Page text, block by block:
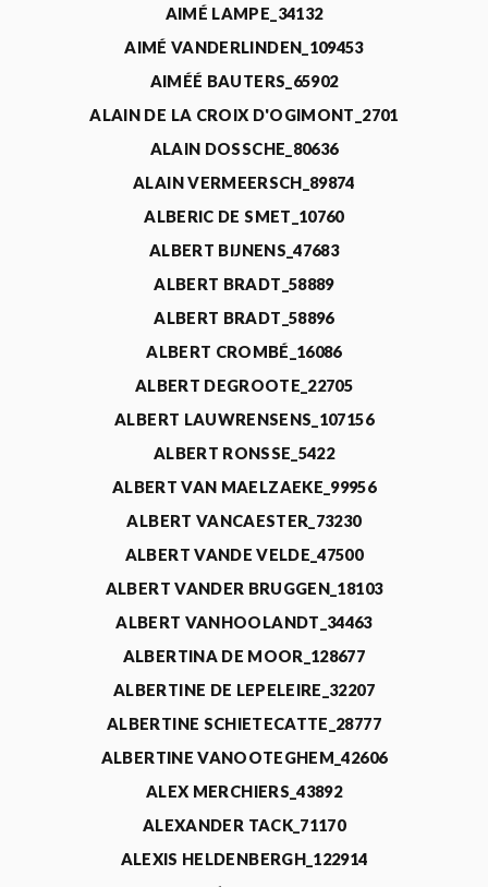
AIMÉ LAMPE_34132
AIMÉ VANDERLINDEN_109453
AIMÉÉ BAUTERS_65902
ALAIN DE LA CROIX D'OGIMONT_2701
ALAIN DOSSCHE_80636
ALAIN VERMEERSCH_89874
ALBERIC DE SMET_10760
ALBERT BIJNENS_47683
ALBERT BRADT_58889
ALBERT BRADT_58896
ALBERT CROMBÉ_16086
ALBERT DEGROOTE_22705
ALBERT LAUWRENSENS_107156
ALBERT RONSSE_5422
ALBERT VAN MAELZAEKE_99956
ALBERT VANCAESTER_73230
ALBERT VANDE VELDE_47500
ALBERT VANDER BRUGGEN_18103
ALBERT VANHOOLANDT_34463
ALBERTINA DE MOOR_128677
ALBERTINE DE LEPELEIRE_32207
ALBERTINE SCHIETECATTE_28777
ALBERTINE VANOOTEGHEM_42606
ALEX MERCHIERS_43892
ALEXANDER TACK_71170
ALEXIS HELDENBERGH_122914